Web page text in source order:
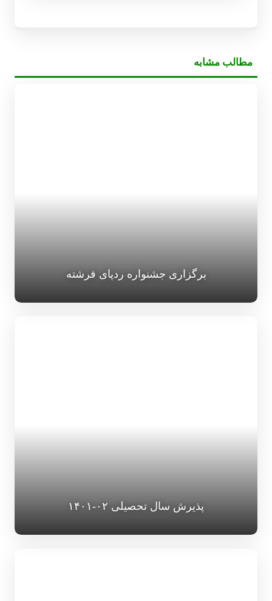
مطالب مشابه
برگزاری جشنواره ردپای فرشته
پذیرش سال تحصیلی ۰۲-۱۴۰۱